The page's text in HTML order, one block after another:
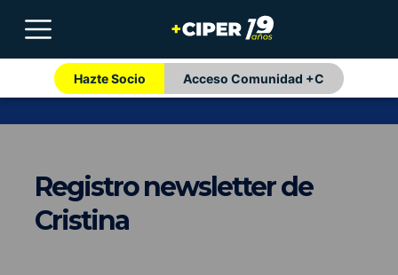
Hazte Socio Acceso Comunidad +C
Registro newsletter de
Cristina